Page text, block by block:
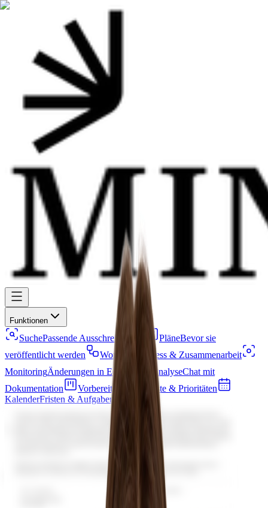
Funktionen
SuchePassende Ausschreibungen PläneBevor sie
veröffentlicht werden
Workflow
Prozess & Zusammenarbeit
MonitoringÄnderungen in Echtzeit AnalyseChat mit
Dokumentation
Vorbereitung
Checkliste & Prioritäten
KalenderFristen & Aufgaben